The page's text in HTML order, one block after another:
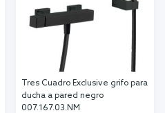
Tres Cuadro Exclusive grifo para
ducha a pared negro
007.167.03.NM